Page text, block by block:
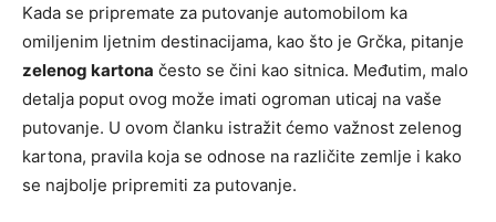
Kada se pripremate za putovanje automobilom ka
omiljenim ljetnim destinacijama, kao što je Grčka, pitanje
zelenog kartona često se čini kao sitnica. Međutim, malo
detalja poput ovog može imati ogroman uticaj na vaše
putovanje. U ovom članku istražit ćemo važnost zelenog
kartona, pravila koja se odnose na različite zemlje i kako
se najbolje pripremiti za putovanje.